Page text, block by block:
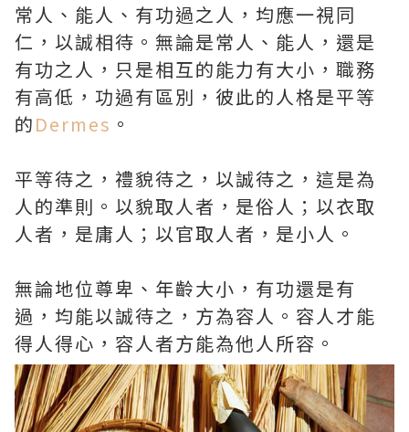
常人、能人、有功過之人，均應一視同
仁，以誠相待。無論是常人、能人，還是
有功之人，只是相互的能力有大小，職務
有高低，功過有區別，彼此的人格是平等
的Dermes 。
平等待之，禮貌待之，以誠待之，這是為
人的準則。以貌取人者，是俗人；以衣取
人者，是庸人；以官取人者，是小人。
無論地位尊卑、年齡大小，有功還是有
過，均能以誠待之，方為容人。容人才能
得人得心，容人者方能為他人所容。